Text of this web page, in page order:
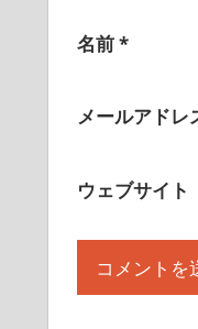
名前*
メールアドレ
ウェブサイト